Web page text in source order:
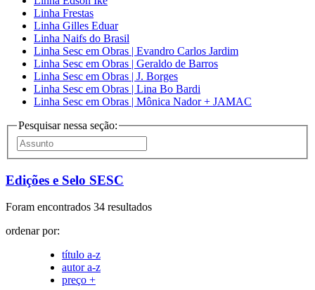
Linha Frestas
Linha Gilles Eduar
Linha Naifs do Brasil
Linha Sesc em Obras | Evandro Carlos Jardim
Linha Sesc em Obras | Geraldo de Barros
Linha Sesc em Obras | J. Borges
Linha Sesc em Obras | Lina Bo Bardi
Linha Sesc em Obras | Mônica Nador + JAMAC
Pesquisar nessa seção:
Edições e Selo SESC
Foram encontrados 34 resultados
ordenar por:
título a-z
autor a-z
preço +